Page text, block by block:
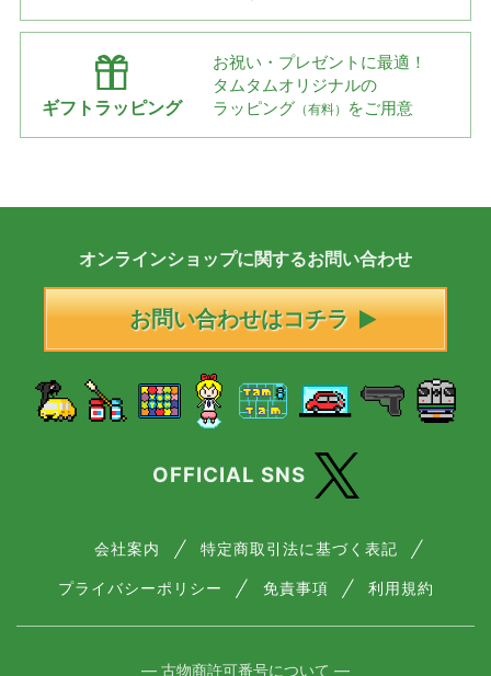
ギフトラッピング
お祝い・プレゼントに最適！
タムタムオリジナルの
ラッピング （有料） をご用意
オンラインショップに関するお問い合わせ
お問い合わせはコチラ
OFFICIAL SNS
会社案内 特定商取引法に基づく表記
プライバシーポリシー 免責事項 利用規約
― 古物商許可番号について ―